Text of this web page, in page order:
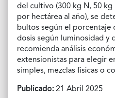
del cultivo (300 kg N, 50 kg
por hectárea al año), se
bultos según el porcentaje
dosis según luminosidad y
recomienda análisis
extensionistas para elegir
simples, mezclas físicas o
Publicado:21 Abril 2025